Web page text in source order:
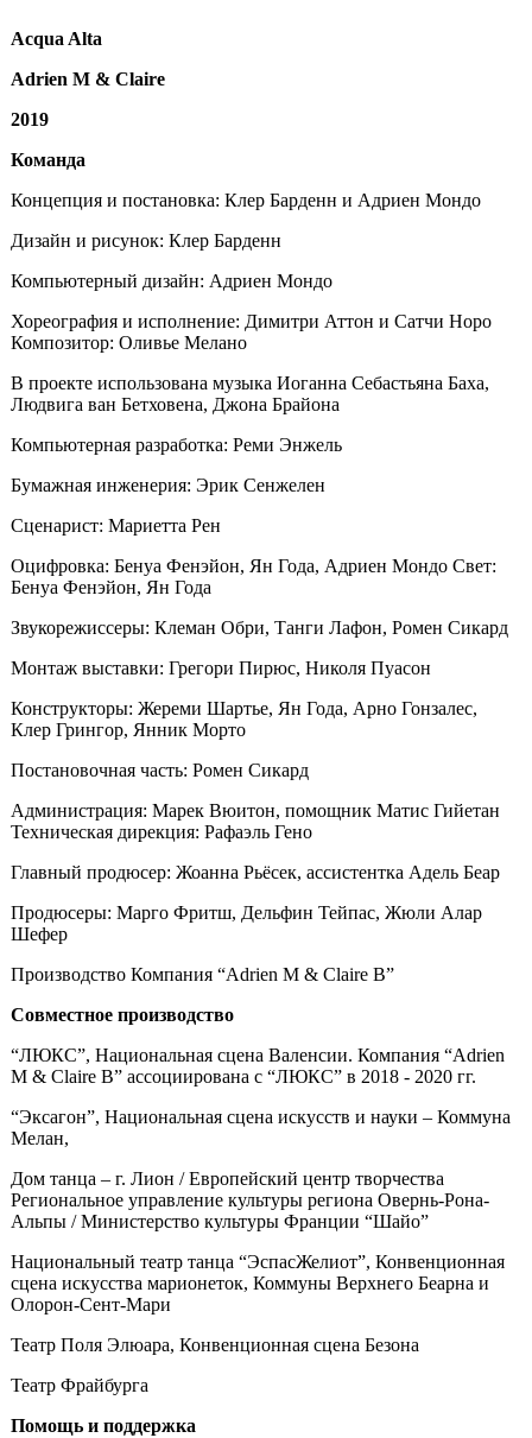
Acqua Alta
Adrien M & Claire
2019
Команда
Концепция и постановка: Клер Барденн и Адриен Мондо
Дизайн и рисунок: Клер Барденн
Компьютерный дизайн: Адриен Мондо
Хореография и исполнение: Димитри Аттон и Сатчи Норо
Композитор: Оливье Мелано
В проекте использована музыка Иоганна Себастьяна Баха,
Людвига ван Бетховена, Джона Брайона
Компьютерная разработка: Реми Энжель
Бумажная инженерия: Эрик Сенжелен
Сценарист: Мариетта Рен
Оцифровка: Бенуа Фенэйон, Ян Года, Адриен Мондо Свет:
Бенуа Фенэйон, Ян Года
Звукорежиссеры: Клеман Обри, Танги Лафон, Ромен Сикард
Монтаж выставки: Грегори Пирюс, Николя Пуасон
Конструкторы: Жереми Шартье, Ян Года, Арно Гонзалес,
Клер Грингор, Янник Морто
Постановочная часть: Ромен Сикард
Администрация: Марек Вюитон, помощник Матис Гийетан
Техническая дирекция: Рафаэль Гено
Главный продюсер: Жоанна Рьёсек, ассистентка Адель Беар
Продюсеры: Марго Фритш, Дельфин Тейпас, Жюли Алар
Шефер
Производство Компания “Аdrien М & Claire B”
Совместное производство
“ЛЮКС”, Национальная сцена Валенсии. Компания “Adrien
M & Claire B” ассоциирована с “ЛЮКС” в 2018 - 2020 гг.
“Эксагон”, Национальная сцена искусств и науки – Коммуна
Мелан,
Дом танца – г. Лион / Европейский центр творчества
Региональное управление культуры региона Овернь-Рона-
Альпы / Министерство культуры Франции “Шайо”
Национальный театр танца “ЭспасЖелиот”, Конвенционная
сцена искусства марионеток, Коммуны Верхнего Беарна и
Олорон-Сент-Мари
Театр Поля Элюара, Конвенционная сцена Безона
Театр Фрайбурга
Помощь и поддержка